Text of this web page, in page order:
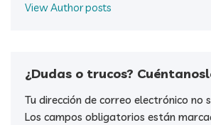
View Author posts
¿Dudas o trucos?
Tu dirección de correo electrónico no
Los campos obligatorios están